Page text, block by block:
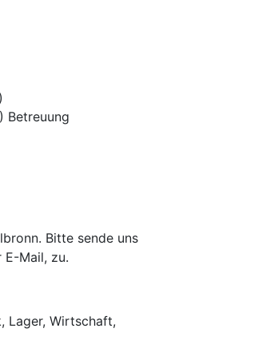
Betreuung
Bitte sende uns
Mail, zu.
Lager, Wirtschaft,